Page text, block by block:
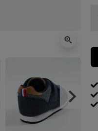
zoom_in
Next
keyboard_arrow_right